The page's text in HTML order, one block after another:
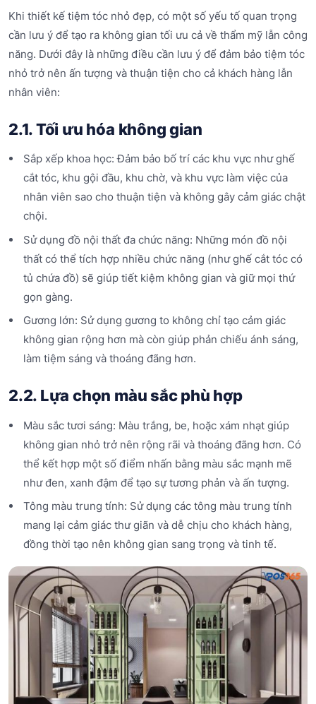
Khi thiết kế tiệm tóc nhỏ đẹp, có một số yếu tố quan trọng
cần lưu ý để tạo ra không gian tối ưu cả về thẩm mỹ lẫn công
năng. Dưới đây là những điều cần lưu ý để đảm bảo tiệm tóc
nhỏ trở nên ấn tượng và thuận tiện cho cả khách hàng lẫn
nhân viên:
2.1. Tối ưu hóa không gian
Sắp xếp khoa học: Đảm bảo bố trí các khu vực như ghế
cắt tóc, khu gội đầu, khu chờ, và khu vực làm việc của
nhân viên sao cho thuận tiện và không gây cảm giác chật
chội.
Sử dụng đồ nội thất đa chức năng: Những món đồ nội
thất có thể tích hợp nhiều chức năng (như ghế cắt tóc có
tủ chứa đồ) sẽ giúp tiết kiệm không gian và giữ mọi thứ
gọn gàng.
Gương lớn: Sử dụng gương to không chỉ tạo cảm giác
không gian rộng hơn mà còn giúp phản chiếu ánh sáng,
làm tiệm sáng và thoáng đãng hơn.
2.2. Lựa chọn màu sắc phù hợp
Màu sắc tươi sáng: Màu trắng, be, hoặc xám nhạt giúp
không gian nhỏ trở nên rộng rãi và thoáng đãng hơn. Có
thể kết hợp một số điểm nhấn bằng màu sắc mạnh mẽ
như đen, xanh đậm để tạo sự tương phản và ấn tượng.
Tông màu trung tính: Sử dụng các tông màu trung tính
mang lại cảm giác thư giãn và dễ chịu cho khách hàng,
đồng thời tạo nên không gian sang trọng và tinh tế.